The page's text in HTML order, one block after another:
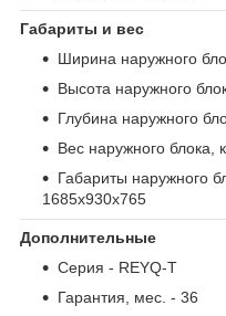
Габариты и вес
Ширина наружного
Высота наружного
Глубина наружного
Вес наружного блока,
Габариты наружного
1685х930х765
Дополнительные
Серия - REYQ-T
Гарантия, мес. - 36